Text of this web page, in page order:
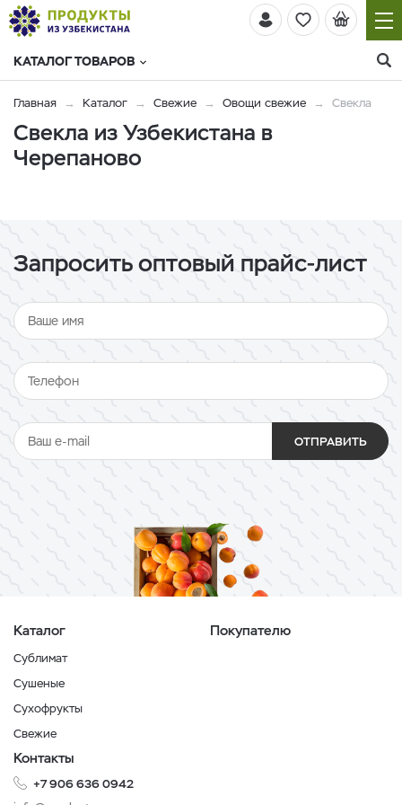
КАТАЛОГ ТОВАРОВ
Главная Каталог Свежие Овощи свежие Свекла
Свекла из Узбекистана в
Черепаново
Запросить оптовый прайс-лист
ОТПРАВИТЬ
Каталог
Сублимат
Сушеные
Сухофрукты
Свежие
Покупателю
Контакты
+7 906 636 0942